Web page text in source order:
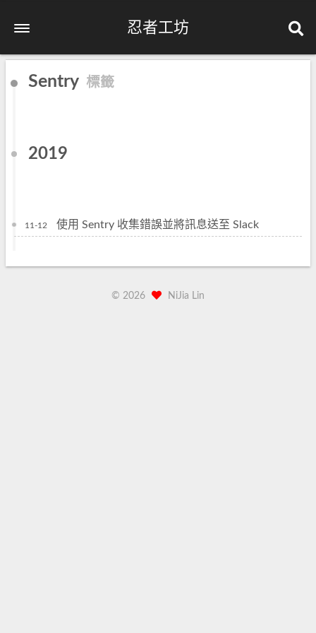
忍者工坊
Sentry 標籤
2019
11-12 使用 Sentry 收集錯誤並將訊息送至 Slack
© 2026 NiJia Lin